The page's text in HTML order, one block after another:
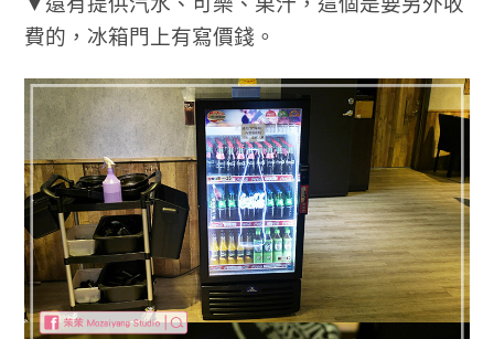
費的，冰箱門上有寫價錢。